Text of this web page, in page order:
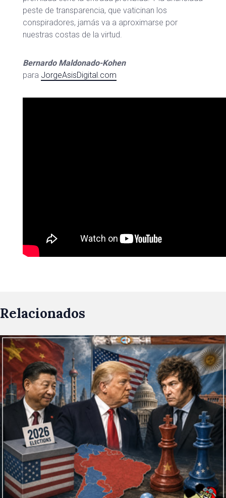
peste de transparencia, que vaticinan los
conspiradores, jamás va a aproximarse por
nuestras costas de la virtud.
Bernardo Maldonado-Kohen
para JorgeAsisDigital.com
Relacionados